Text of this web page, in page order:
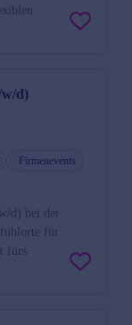
d)
Firmenevents
d) bei der
für
fürs